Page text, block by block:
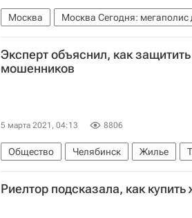
Москва Москва Сегодня: мегаполис
Городское хозяйство Москвы
Эксперт объяснил, как защитить
мошенников
5 марта 2021, 04:13 8806
Общество Челябинск Жилье
Риелтор подсказала, как